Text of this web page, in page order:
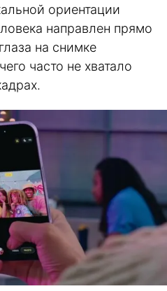
ориентации
направлен прямо
на снимке
часто не хватало